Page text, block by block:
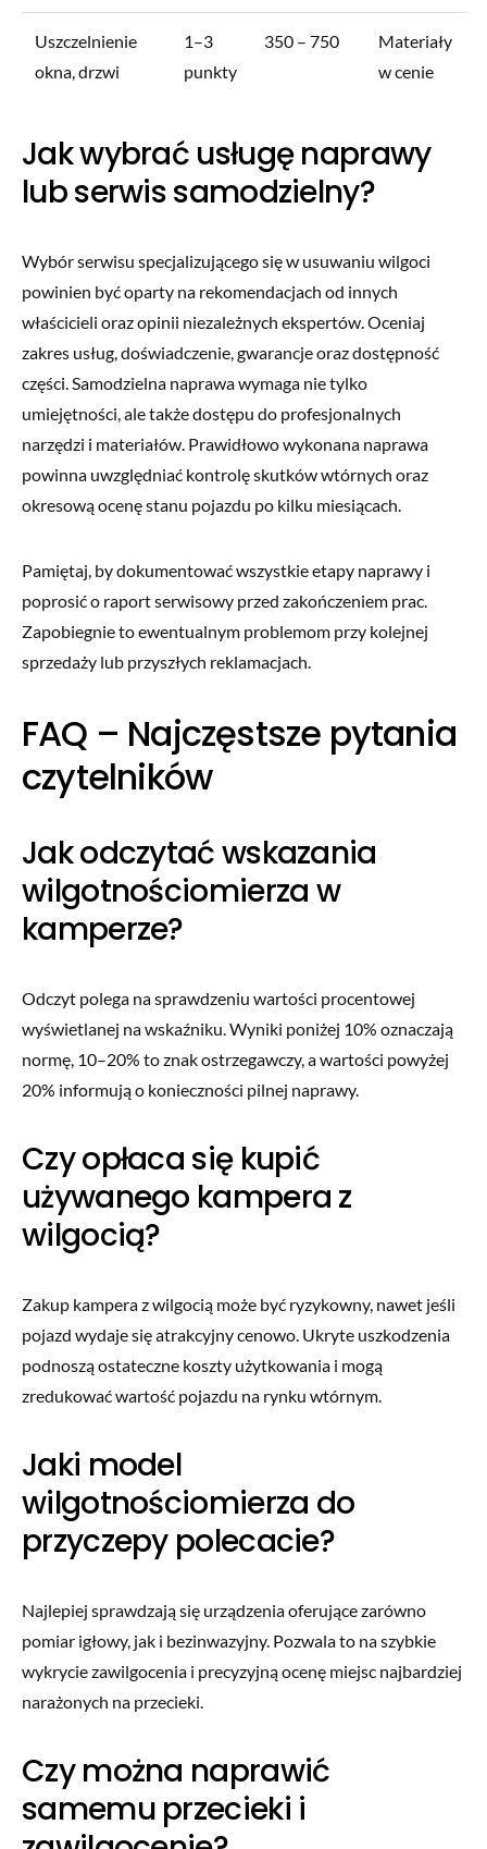
Uszczelnienie
okna, drzwi
1–3
punkty
350 – 750
Materiały
w cenie
Jak wybrać usługę naprawy
lub serwis samodzielny?
Wybór serwisu specjalizującego się w usuwaniu wilgoci
powinien być oparty na rekomendacjach od innych
właścicieli oraz opinii niezależnych ekspertów. Oceniaj
zakres usług, doświadczenie, gwarancje oraz dostępność
części. Samodzielna naprawa wymaga nie tylko
umiejętności, ale także dostępu do profesjonalnych
narzędzi i materiałów. Prawidłowo wykonana naprawa
powinna uwzględniać kontrolę skutków wtórnych oraz
okresową ocenę stanu pojazdu po kilku miesiącach.
Pamiętaj, by dokumentować wszystkie etapy naprawy i
poprosić o raport serwisowy przed zakończeniem prac.
Zapobiegnie to ewentualnym problemom przy kolejnej
sprzedaży lub przyszłych reklamacjach.
FAQ – Najczęstsze pytania
czytelników
Jak odczytać wskazania
wilgotnościomierza w
kamperze?
Odczyt polega na sprawdzeniu wartości procentowej
wyświetlanej na wskaźniku. Wyniki poniżej 10% oznaczają
normę, 10–20% to znak ostrzegawczy, a wartości powyżej
20% informują o konieczności pilnej naprawy.
Czy opłaca się kupić
używanego kampera z
wilgocią?
Zakup kampera z wilgocią może być ryzykowny, nawet jeśli
pojazd wydaje się atrakcyjny cenowo. Ukryte uszkodzenia
podnoszą ostateczne koszty użytkowania i mogą
zredukować wartość pojazdu na rynku wtórnym.
Jaki model
wilgotnościomierza do
przyczepy polecacie?
Najlepiej sprawdzają się urządzenia oferujące zarówno
pomiar igłowy, jak i bezinwazyjny. Pozwala to na szybkie
wykrycie zawilgocenia i precyzyjną ocenę miejsc najbardziej
narażonych na przecieki.
Czy można naprawić
samemu przecieki i